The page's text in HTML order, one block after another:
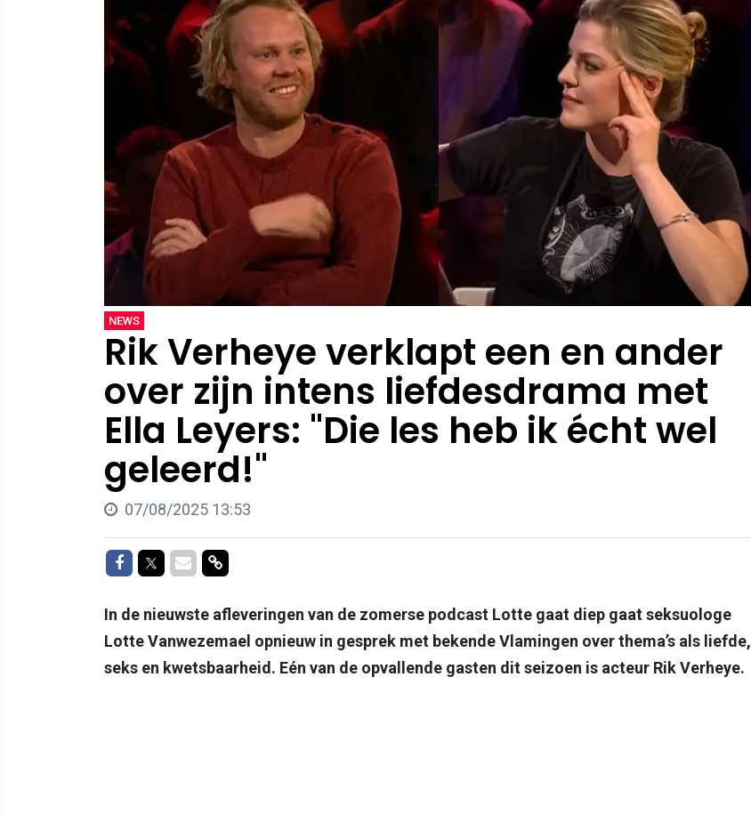
NEWS
Rik Verheye verklapt een en ander
over zijn intens liefdesdrama met
Ella Leyers: "Die les heb ik écht wel
geleerd!"
07/08/2025 13:53
Delen op Facebook
Delen op Twitter
Delen via Mail
Delen via link
In de nieuwste afleveringen van de zomerse podcast Lotte gaat diep gaat seksuologe
Lotte Vanwezemael opnieuw in gesprek met bekende Vlamingen over thema’s als liefde,
seks en kwetsbaarheid. Eén van de opvallende gasten dit seizoen is acteur Rik Verheye.